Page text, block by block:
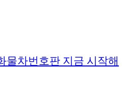
물차번호판 지금 시작해